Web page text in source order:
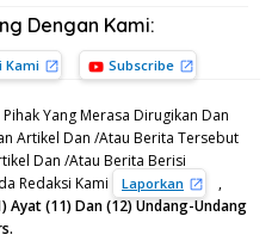
Dengan Kami:
Kami Subscribe
Yang Merasa Dirugikan Dan
Artikel Dan /Atau Berita Tersebut
Dan /Atau Berita Berisi
Redaksi Kami
Laporkan
,
Ayat (11) Dan (12) Undang-Undang